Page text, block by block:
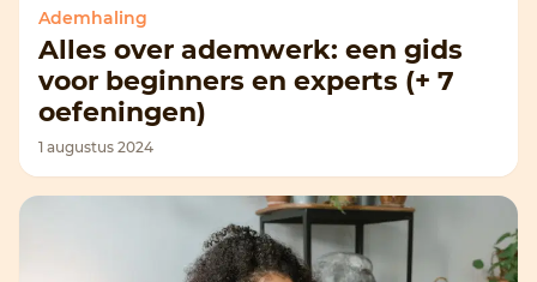
Ademhaling
Alles over ademwerk: een gids
voor beginners en experts (+ 7
oefeningen)
1 augustus 2024